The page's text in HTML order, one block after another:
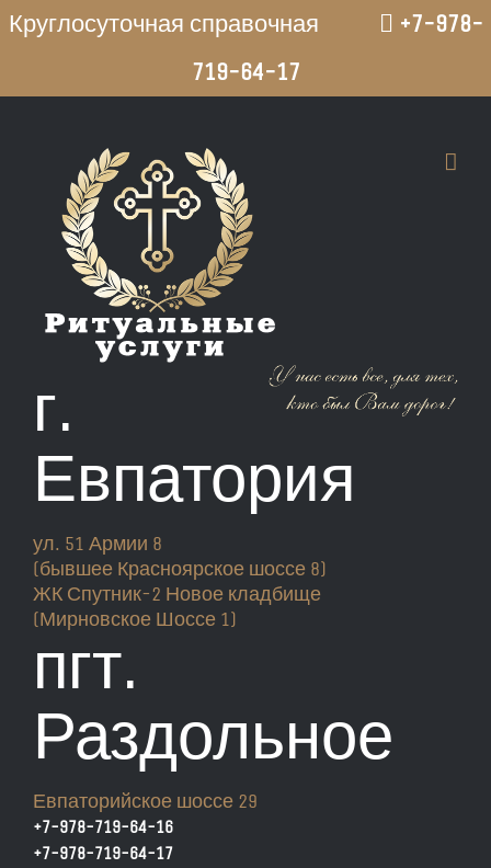
Круглосуточная справочная
+7-978-
719-64-17
содержимому
г.
Евпатория
ул. 51 Армии 8
(бывшее Красноярское шоссе 8)
ЖК Спутник-2 Новое кладбище
(Мирновское Шоссе 1)
пгт.
Раздольное
Евпаторийское шоссе 29
+7-978-719-64-16
+7-978-719-64-17